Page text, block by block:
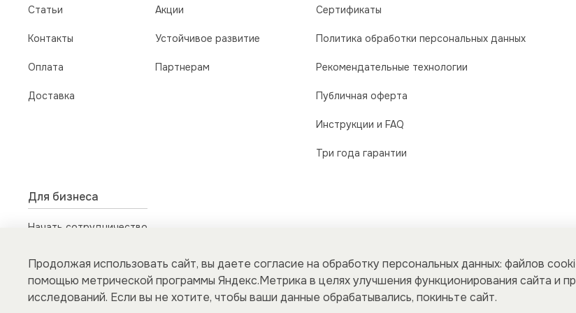
Статьи
Контакты
Оплата
Доставка
Акции
Устойчивое развитие
Партнерам
Сертификаты
Политика обработки персональных данных
Рекомендательные технологии
Публичная оферта
Инструкции и FAQ
Три года гарантии
Для бизнеса
Начать сотрудничество
для юридических лиц
Продолжая использовать сайт, вы даете согласие на обработку персональных данных: файлов
помощью метрической программы Яндекс.Метрика в целях улучшения функционирования сайта и
исследований. Если вы не хотите, чтобы ваши данные обрабатывались, покиньте сайт.